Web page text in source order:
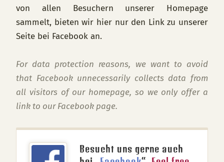
von allen Besuchern unserer Homepage
sammelt, bieten wir hier nur den Link zu unserer
Seite bei Facebook an.
For data protection reasons, we want to avoid
that Facebook unnecessarily collects data from
all visitors of our homepage, so we only offer a
link to our Facebook page.
Besucht uns gerne auch